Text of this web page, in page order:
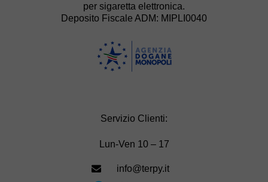
per sigaretta elettronica.
Deposito Fiscale ADM: MIPLI0040
Servizio Clienti:
Lun-Ven 10 – 17
info@terpy.it